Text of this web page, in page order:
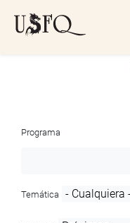
Programa
Temática